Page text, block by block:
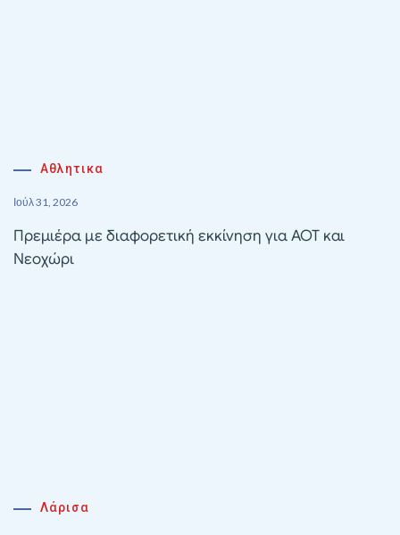
Αθλητικα
Ιούλ 31, 2026
Πρεμιέρα με διαφορετική εκκίνηση για ΑΟΤ και
Νεοχώρι
Λάρισα